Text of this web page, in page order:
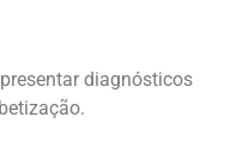
diagnósticos